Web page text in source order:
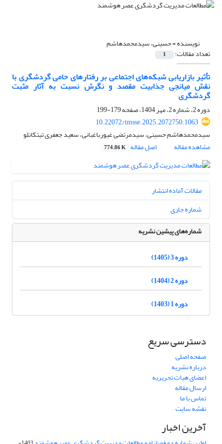
نویسنده =حسینی، سیدمحمدهاشم
تعداد مقالات: 1
تأثیر بازاریابی شبکه‌های اجتماعی بر رفتارهای حامی گردشگری با
نقش میانجی جذابیت مقصد و نگرش نسبت به آثار مثبت
گردشگری
دوره 2، شماره 2، مهر 1404، صفحه
179-199
10.22072/tmsse.2025.2072750.1063
سیدمحمدهاشم حسینی، سیدمرتضی غیورباغبانی، سعید جعفری تیتکانلو
مشاهده مقاله
اصل مقاله 774.86 K
مقالات آماده انتشار
شماره جاری
شماره‌های پیشین نشریه
دوره 3 (1405)
دوره 2 (1404)
دوره 1 (1403)
دسترسی سریع
صفحه اصلی
درباره نشریه
اعضای هیات تحریریه
ارسال مقاله
تماس با ما
نقشه سایت
آخرین اخبار